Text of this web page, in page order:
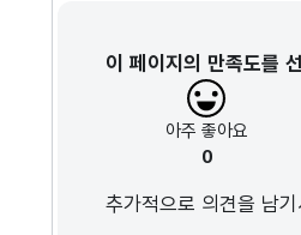
이 페이지의 만족도를
아주 좋아요
0
추가적으로 의견을 남